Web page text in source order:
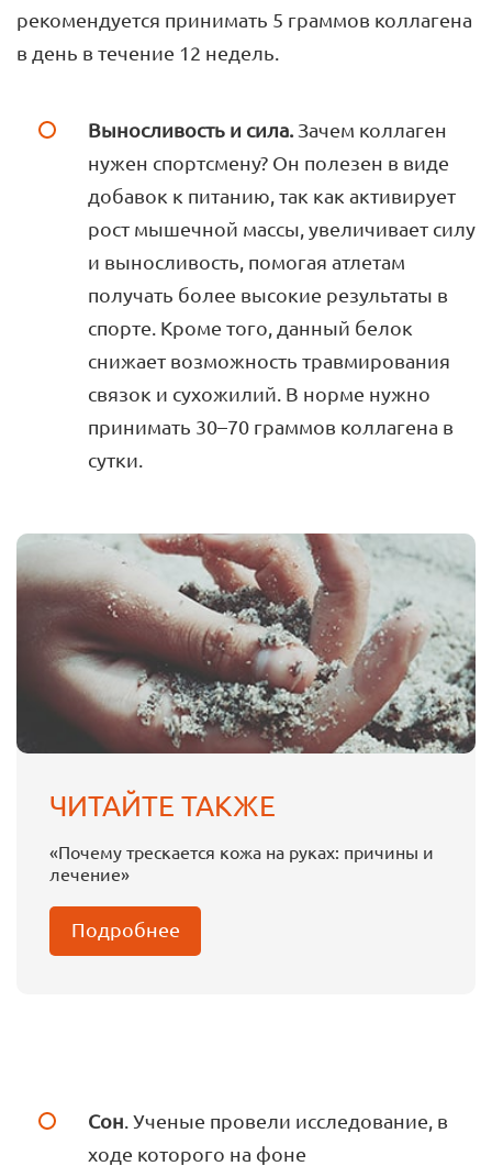
рекомендуется принимать 5 граммов коллагена
в день в течение 12 недель.
Выносливость и сила. Зачем коллаген
нужен спортсмену? Он полезен в виде
добавок к питанию, так как активирует
рост мышечной массы, увеличивает силу
и выносливость, помогая атлетам
получать более высокие результаты в
спорте. Кроме того, данный белок
снижает возможность травмирования
связок и сухожилий. В норме нужно
принимать 30–70 граммов коллагена в
сутки.
ЧИТАЙТЕ ТАКЖЕ
«Почему трескается кожа на руках: причины и
лечение»
Подробнее
Сон . Ученые провели исследование, в
ходе которого на фоне